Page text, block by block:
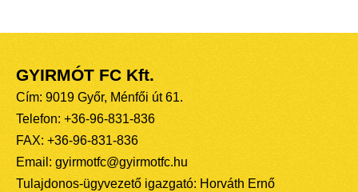
GYIRMÓT FC Kft.
Cím: 9019 Győr, Ménfői út 61.
Telefon: +36-96-831-836
FAX: +36-96-831-836
Email: gyirmotfc@gyirmotfc.hu
Tulajdonos-ügyvezető igazgató: Horváth Ernő